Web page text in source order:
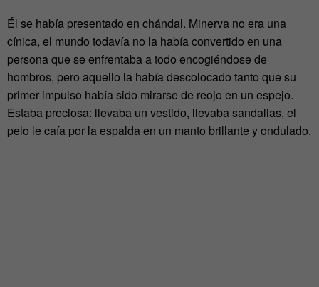
Él se había presentado en chándal. Minerva no era una
cínica, el mundo todavía no la había convertido en una
persona que se enfrentaba a todo encogiéndose de
hombros, pero aquello la había descolocado tanto que su
primer impulso había sido mirarse de reojo en un espejo.
Estaba preciosa: llevaba un vestido, llevaba sandalias, el
pelo le caía por la espalda en un manto brillante y ondulado.